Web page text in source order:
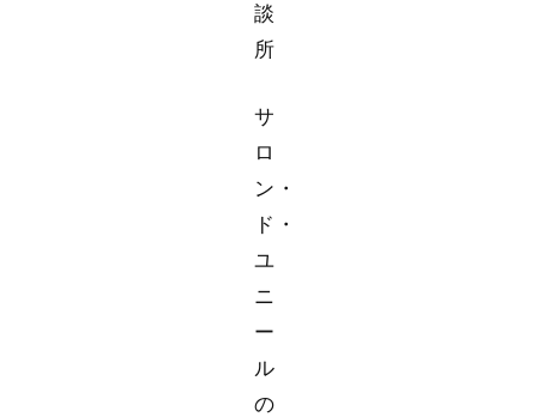
談
所
サ
ロ
ン・
ド・
ユ
ニ
ー
ル
の